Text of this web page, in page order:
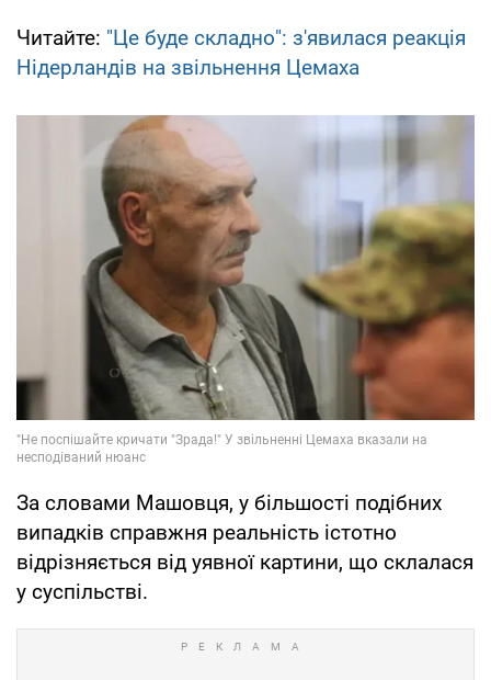
Читайте: "Це буде складно": з'явилася реакція
Нідерландів на звільнення Цемаха
За словами Машовця, у більшості подібних
випадків справжня реальність істотно
відрізняється від уявної картини, що склалася
у суспільстві.